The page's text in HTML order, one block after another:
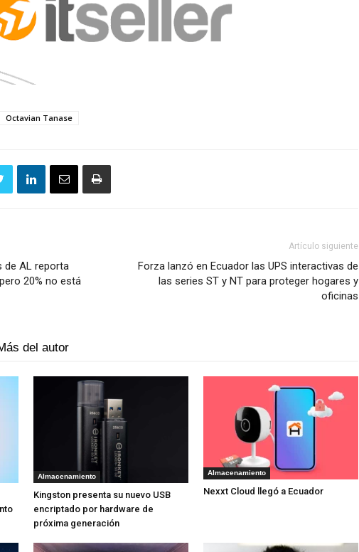
Octavian Tanase
de AL reporta
20% no está
Artículo siguiente
Forza lanzó en Ecuador las UPS interactivas de
las series ST y NT para proteger hogares y
oficinas
del autor
Almacenamiento
Kingston presenta su nuevo USB
encriptado por hardware de
próxima generación
Almacenamiento
Nexxt Cloud llegó a Ecuador